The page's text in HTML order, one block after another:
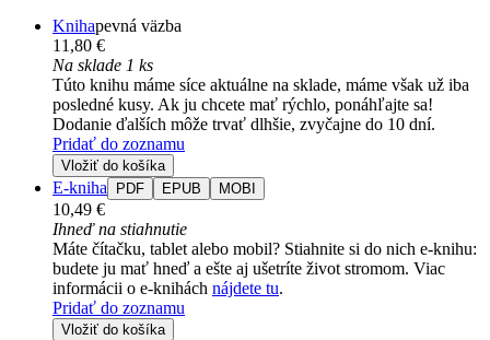
Knihapevná väzba
11,80 €
Na sklade 1 ks
Túto knihu máme síce aktuálne na sklade, máme však už iba
posledné kusy. Ak ju chcete mať rýchlo, ponáhľajte sa!
Dodanie ďalších môže trvať dlhšie, zvyčajne do 10 dní.
Pridať do zoznamu
Vložiť do košíka
E-kniha PDF EPUB MOBI
10,49 €
Ihneď na stiahnutie
Máte čítačku, tablet alebo mobil? Stiahnite si do nich e-knihu:
budete ju mať hneď a ešte aj ušetríte život stromom. Viac
informácii o e-knihách nájdete tu.
Pridať do zoznamu
Vložiť do košíka